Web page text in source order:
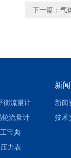
下一篇： 气
衡流量计
轮流量计
宝典
力表
新
新闻
技术